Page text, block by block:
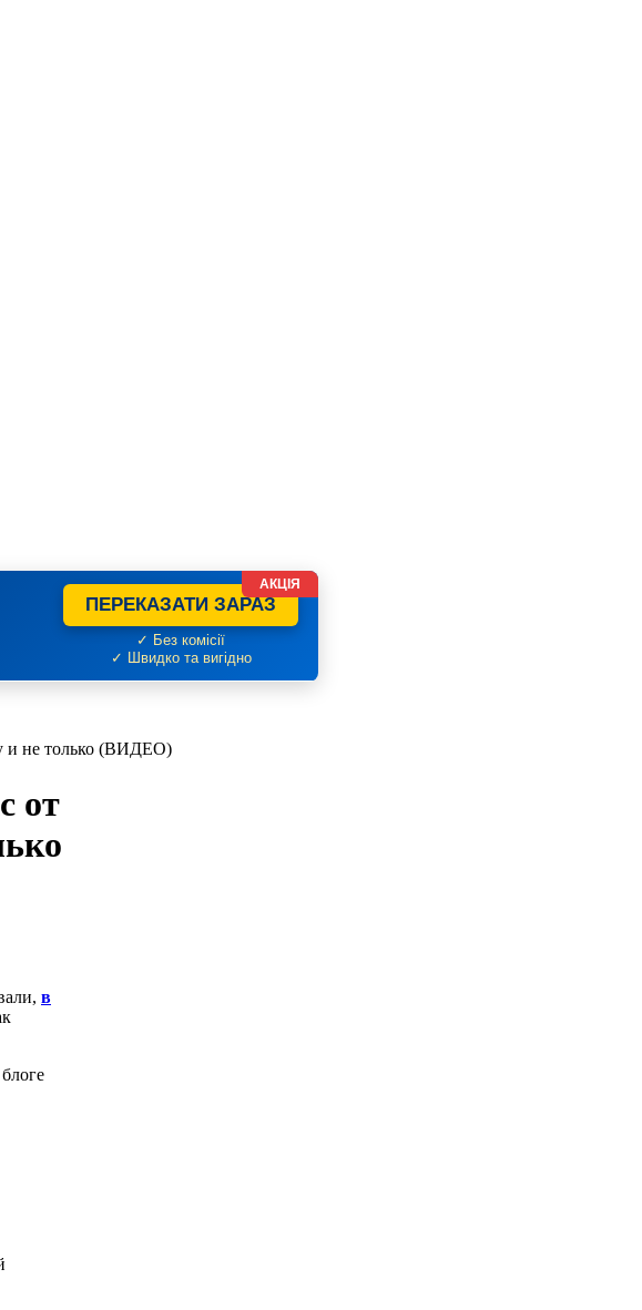
ПЕРЕКАЗАТИ ЗАРАЗ
✓ Без комісії
✓ Швидко та вигідно
АКЦІЯ
и не только (ВИДЕО)
от
в